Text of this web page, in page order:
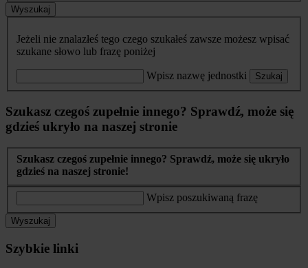
Wyszukaj
Jeżeli nie znalazłeś tego czego szukałeś zawsze możesz wpisać
szukane słowo lub frazę poniżej
Wpisz nazwę jednostki Szukaj
Szukasz czegoś zupełnie innego? Sprawdź, może się
gdzieś ukryło na naszej stronie
Szukasz czegoś zupełnie innego? Sprawdź, może się ukryło
gdzieś na naszej stronie!
Wpisz poszukiwaną frazę
Wyszukaj
Szybkie linki